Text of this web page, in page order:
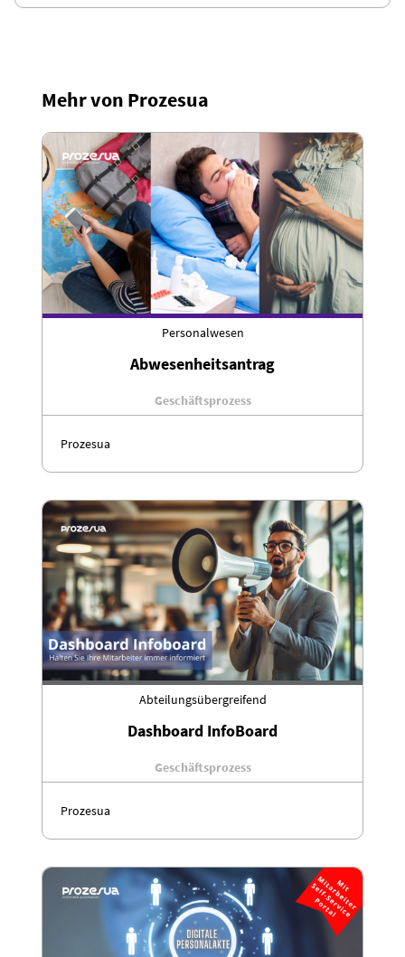
Mehr von Prozesua
Personalwesen
Abwesenheitsantrag
Geschäftsprozess
Prozesua
Abteilungsübergreifend
Dashboard InfoBoard
Geschäftsprozess
Prozesua